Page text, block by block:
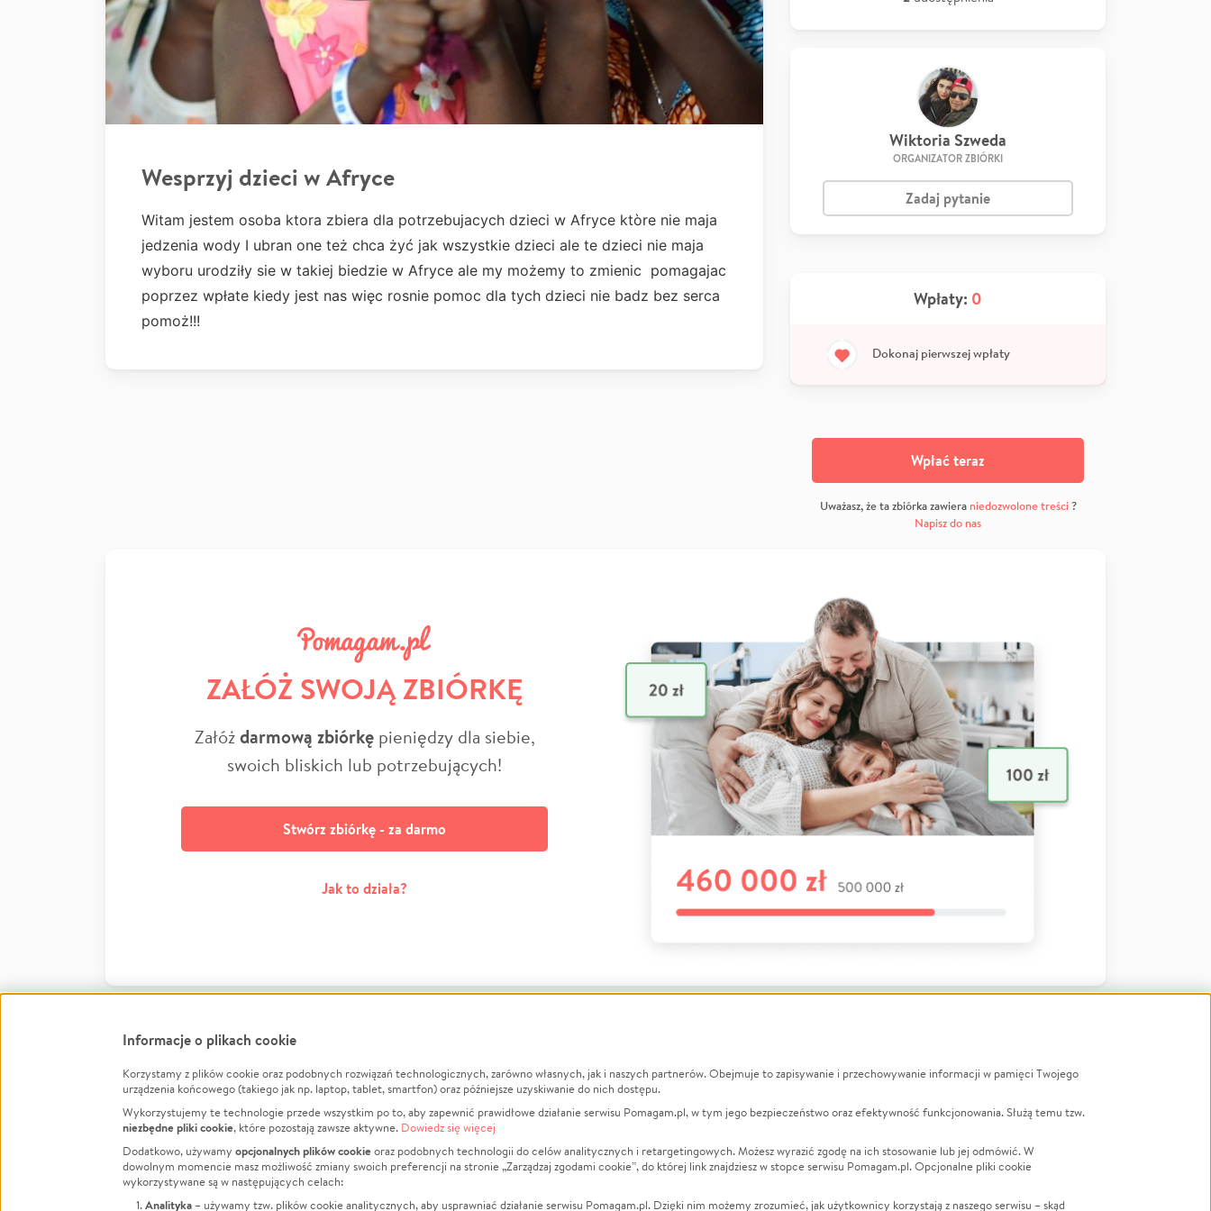
Wesprzyj dzieci w Afryce
Witam jestem osoba ktora zbiera dla potrzebujacych dzieci w Afryce ktòre nie maja
jedzenia wody I ubran one też chca żyć jak wszystkie dzieci ale te dzieci nie maja
wyboru urodziły sie w takiej biedzie w Afryce ale my możemy to zmienic pomagajac
poprzez wpłate kiedy jest nas więc rosnie pomoc dla tych dzieci nie badz bez serca
pomoż!!!
Wiktoria Szweda
ORGANIZATOR ZBIÓRKI
Zadaj pytanie
Wpłaty: 0
Dokonaj pierwszej wpłaty
Wpłać teraz
Uważasz, że ta zbiórka zawiera niedozwolone treści?
Napisz do nas
ZAŁÓŻ SWOJĄ ZBIÓRKĘ
Załóżdarmową zbiórkępieniędzy dla siebie,
swoich bliskich lub potrzebujących!
Stwórz zbiórkę - za darmo
Jak to działa?
FacebookTwitter Instagram
LinkedInTikTok Youtube
Informacje
Jak to działa?
Regulamin
Polityka Prywatności
O nas
Opinie
Raporty
Za darmo
Zbieraj na
Leczenie
Zwierzęta
Pożar
LGBTQ+
Powódź
Wichura
Informacje o plikach cookie
Korzystamy z plików cookie oraz podobnych rozwiązań technologicznych, zarówno własnych, jak i naszych partnerów. Obejmuje to zapisywanie i przechowywanie informacji w pamięci Twojego
urządzenia końcowego (takiego jak np. laptop, tablet, smartfon) oraz późniejsze uzyskiwanie do nich dostępu.
Wykorzystujemy te technologie przede wszystkim po to, aby zapewnić prawidłowe działanie serwisu Pomagam.pl, w tym jego bezpieczeństwo oraz efektywność funkcjonowania. Służą temu tzw.
niezbędne pliki cookie, które pozostają zawsze aktywne. Dowiedz się więcej
Dodatkowo, używamy opcjonalnych plików cookieoraz podobnych technologii do celów analitycznych i retargetingowych. Możesz wyrazić zgodę na ich stosowanie lub jej odmówić. W
dowolnym momencie masz możliwość zmiany swoich preferencji na stronie „Zarządzaj zgodami cookie”, do której link znajdziesz w stopce serwisu Pomagam.pl. Opcjonalne pliki cookie
wykorzystywane są w następujących celach:
Analityka – używamy tzw. plików cookie analitycznych, aby usprawniać działanie serwisu Pomagam.pl. Dzięki nim możemy zrozumieć, jak użytkownicy korzystają z naszego serwisu – skąd